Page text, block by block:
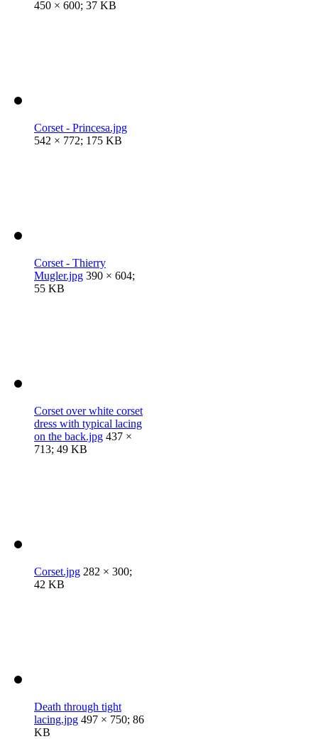
450 × 600; 37 KB
Corset - Princesa.jpg
542 × 772; 175 KB
Corset - Thierry
Mugler.jpg 390 × 604;
55 KB
Corset over white corset
dress with typical lacing
on the back.jpg 437 ×
713; 49 KB
Corset.jpg 282 × 300;
42 KB
Death through tight
lacing.jpg 497 × 750; 86
KB